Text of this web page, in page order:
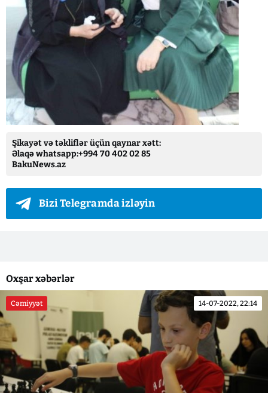
Şikayət və təkliflər üçün qaynar xətt:
Əlaqə whatsapp:+994 70 402 02 85
BakuNews.az
Bizi Telegramda izləyin
Oxşar xəbərlər
Cəmiyyət 14-07-2022, 22:14